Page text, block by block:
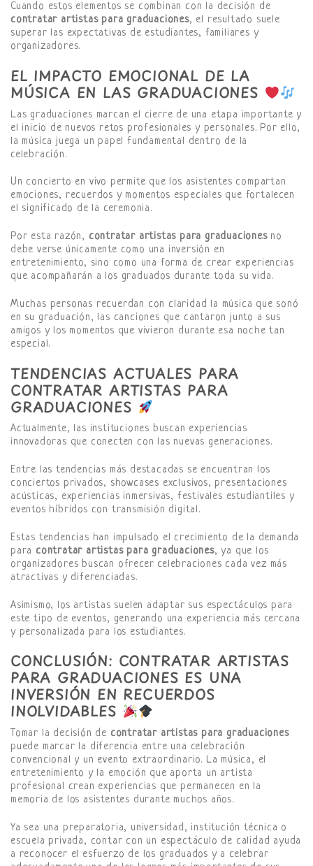
Cuando estos elementos se combinan con la decisión de
contratar artistas para graduaciones, el resultado suele
superar las expectativas de estudiantes, familiares y
organizadores.
EL IMPACTO EMOCIONAL DE LA
MÚSICA EN LAS GRADUACIONES
Las graduaciones marcan el cierre de una etapa importante y
el inicio de nuevos retos profesionales y personales. Por ello,
la música juega un papel fundamental dentro de la
celebración.
Un concierto en vivo permite que los asistentes compartan
emociones, recuerdos y momentos especiales que fortalecen
el significado de la ceremonia.
Por esta razón, contratar artistas para graduacionesno
debe verse únicamente como una inversión en
entretenimiento, sino como una forma de crear experiencias
que acompañarán a los graduados durante toda su vida.
Muchas personas recuerdan con claridad la música que sonó
en su graduación, las canciones que cantaron junto a sus
amigos y los momentos que vivieron durante esa noche tan
especial.
TENDENCIAS ACTUALES PARA
CONTRATAR ARTISTAS PARA
GRADUACIONES
Actualmente, las instituciones buscan experiencias
innovadoras que conecten con las nuevas generaciones.
Entre las tendencias más destacadas se encuentran los
conciertos privados, showcases exclusivos, presentaciones
acústicas, experiencias inmersivas, festivales estudiantiles y
eventos híbridos con transmisión digital.
Estas tendencias han impulsado el crecimiento de la demanda
para contratar artistas para graduaciones, ya que los
organizadores buscan ofrecer celebraciones cada vez más
atractivas y diferenciadas.
Asimismo, los artistas suelen adaptar sus espectáculos para
este tipo de eventos, generando una experiencia más cercana
y personalizada para los estudiantes.
CONCLUSIÓN: CONTRATAR ARTISTAS
PARA GRADUACIONES ES UNA
INVERSIÓN EN RECUERDOS
INOLVIDABLES
Tomar la decisión de contratar artistas para graduaciones
puede marcar la diferencia entre una celebración
convencional y un evento extraordinario. La música, el
entretenimiento y la emoción que aporta un artista
profesional crean experiencias que permanecen en la
memoria de los asistentes durante muchos años.
Ya sea una preparatoria, universidad, institución técnica o
escuela privada, contar con un espectáculo de calidad ayuda
a reconocer el esfuerzo de los graduados y a celebrar